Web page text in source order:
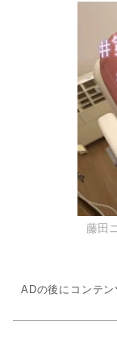
藤田
ADの後にコンテン